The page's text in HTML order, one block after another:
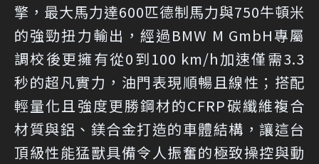
擎，最大馬力達600匹德制馬力與750牛頓米
的強勁扭力輸出，經過BMW M GmbH專屬
調校後更擁有從0到100 km/h加速僅需3.3
秒的超凡實力，油門表現順暢且線性；搭配
輕量化且強度更勝鋼材的CFRP碳纖維複合
材質與鋁、鎂合金打造的車體結構，讓這台
頂級性能猛獸具備令人振奮的極致操控與動